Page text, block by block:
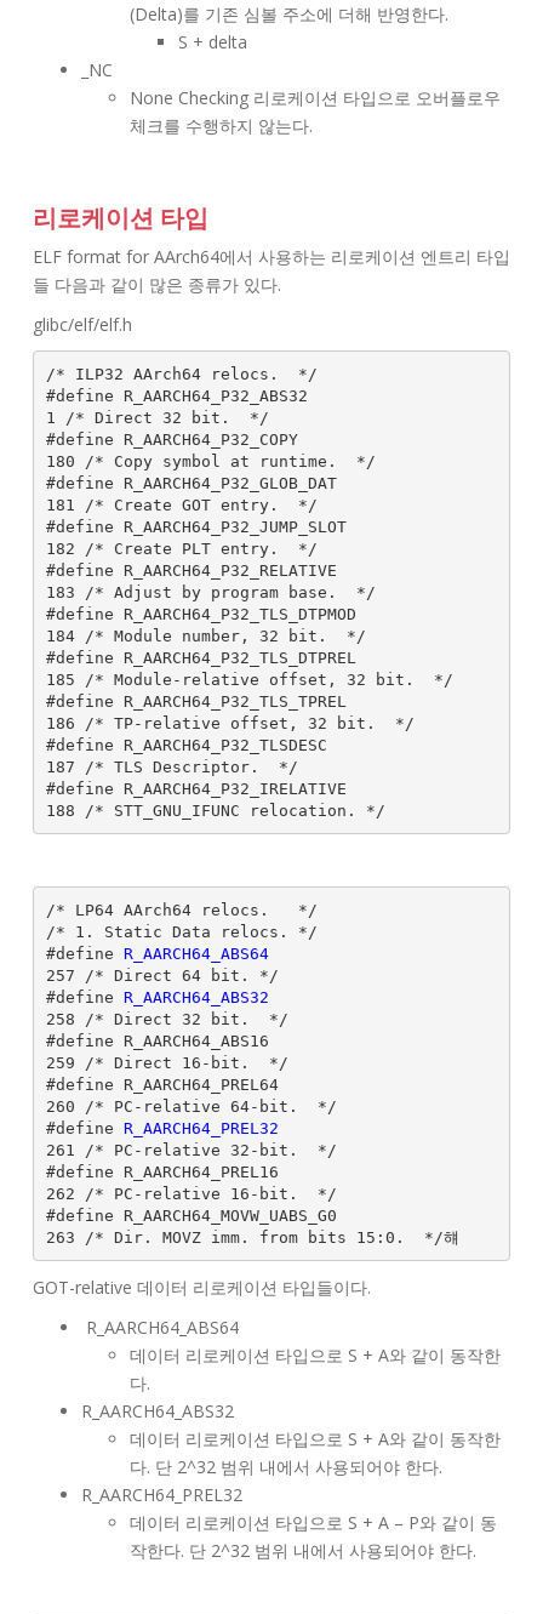
(Delta)를 기존 심볼 주소에 더해 반영한다.
S + delta
_NC
None Checking 리로케이션 타입으로 오버플로우
체크를 수행하지 않는다.
리로케이션 타입
ELF format for AArch64에서 사용하는 리로케이션 엔트리 타입
들 다음과 같이 많은 종류가 있다.
glibc/elf/elf.h
/* ILP32 AArch64 relocs.  */
#define R_AARCH64_P32_ABS32
1 /* Direct 32 bit.  */
#define R_AARCH64_P32_COPY
180 /* Copy symbol at runtime.  */
#define R_AARCH64_P32_GLOB_DAT
181 /* Create GOT entry.  */
#define R_AARCH64_P32_JUMP_SLOT
182 /* Create PLT entry.  */
#define R_AARCH64_P32_RELATIVE
183 /* Adjust by program base.  */
#define R_AARCH64_P32_TLS_DTPMOD
184 /* Module number, 32 bit.  */
#define R_AARCH64_P32_TLS_DTPREL
185 /* Module-relative offset, 32 bit.  */
#define R_AARCH64_P32_TLS_TPREL
186 /* TP-relative offset, 32 bit.  */
#define R_AARCH64_P32_TLSDESC
187 /* TLS Descriptor.  */
#define R_AARCH64_P32_IRELATIVE
/* LP64 AArch64 relocs.   */
/* 1. Static Data relocs. */
#define
R_AARCH64_ABS64
257 /* Direct 64 bit. */
#define
258 /* Direct 32 bit.  */
#define R_AARCH64_ABS16
259 /* Direct 16-bit.  */
#define R_AARCH64_PREL64
260 /* PC-relative 64-bit.  */
#define R_AARCH64_PREL32
261 /* PC-relative 32-bit.  */
#define R_AARCH64_PREL16
262 /* PC-relative 16-bit.  */
#define R_AARCH64_MOVW_UABS_G0
263 /* Dir. MOVZ imm. from bits 15:0.  */햬
GOT-relative 데이터 리로케이션 타입들이다.
R_AARCH64_ABS64
데이터 리로케이션 타입으로 S + A와 같이 동작한
다.
R_AARCH64_ABS32
데이터 리로케이션 타입으로 S + A와 같이 동작한
다. 단 2^32 범위 내에서 사용되어야 한다.
R_AARCH64_PREL32
데이터 리로케이션 타입으로 S + A – P와 같이 동
작한다. 단 2^32 범위 내에서 사용되어야 한다.